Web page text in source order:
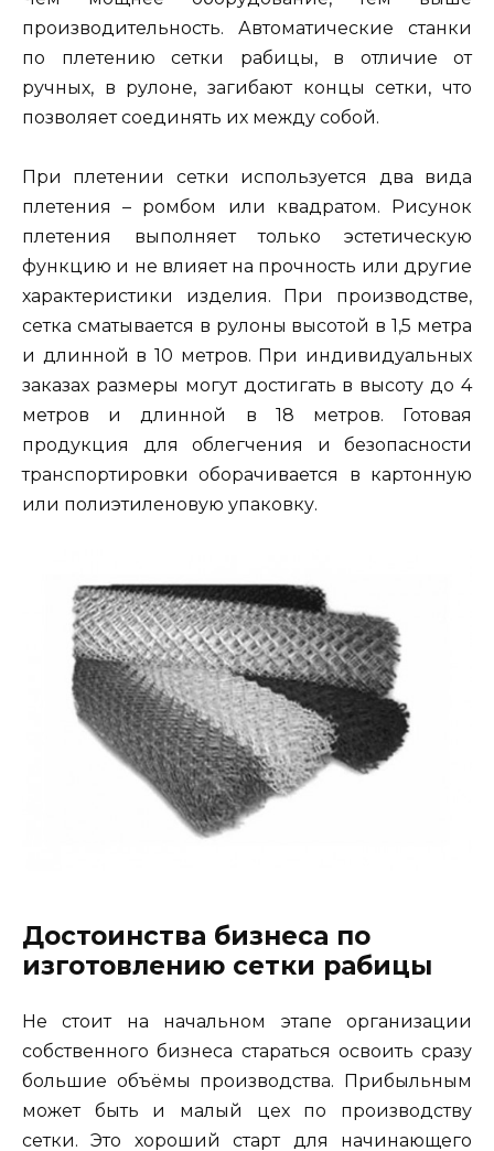
производительность. Автоматические станки
по плетению сетки рабицы, в отличие от
ручных, в рулоне, загибают концы сетки, что
позволяет соединять их между собой.
При плетении сетки используется два вида
плетения – ромбом или квадратом. Рисунок
плетения выполняет только эстетическую
функцию и не влияет на прочность или другие
характеристики изделия. При производстве,
сетка сматывается в рулоны высотой в 1,5 метра
и длинной в 10 метров. При индивидуальных
заказах размеры могут достигать в высоту до 4
метров и длинной в 18 метров. Готовая
продукция для облегчения и безопасности
транспортировки оборачивается в картонную
или полиэтиленовую упаковку.
Достоинства бизнеса по
изготовлению сетки рабицы
Не стоит на начальном этапе организации
собственного бизнеса стараться освоить сразу
большие объёмы производства. Прибыльным
может быть и малый цех по производству
сетки. Это хороший старт для начинающего